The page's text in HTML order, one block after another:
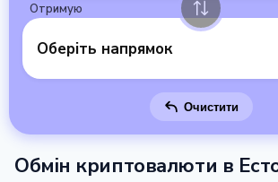
Отримую
Оберіть напрямок
Очистити
Обмін криптовалюти в